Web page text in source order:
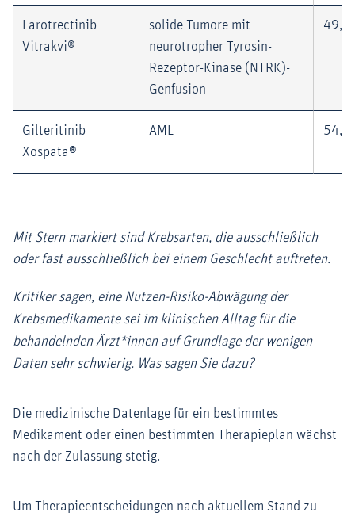
Larotrectinib
Vitrakvi®
solide Tumore mit
neurotropher Tyrosin-
Rezeptor-Kinase (NTRK)-
Genfusion
49,0
Gilteritinib
Xospata®
AML 54,2
Mit Stern markiert sind Krebsarten, die ausschließlich
oder fast ausschließlich bei einem Geschlecht auftreten.
Kritiker sagen, eine Nutzen-Risiko-Abwägung der
Krebsmedikamente sei im klinischen Alltag für die
behandelnden Ärzt*innen auf Grundlage der wenigen
Daten sehr schwierig. Was sagen Sie dazu?
Die medizinische Datenlage für ein bestimmtes
Medikament oder einen bestimmten Therapieplan wächst
nach der Zulassung stetig.
Um Therapieentscheidungen nach aktuellem Stand zu